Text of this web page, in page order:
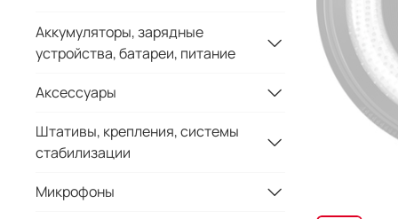
Аккумуляторы, зарядные
устройства, батареи, питание
Аксессуары
Штативы, крепления, системы
стабилизации
Микрофоны